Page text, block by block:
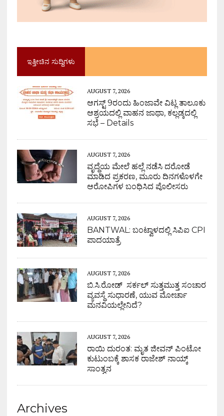
ಇತ್ತೀಚಿನ ಸುದ್ದಿಗಳು
AUGUST 7, 2026
ಆಗಸ್ಟ್ 9ರಂದು ಹಿಂಜಾವೇ ವಿಟ್ಲ ತಾಲೂಕು
ಆಶ್ರಯದಲ್ಲಿ ವಾಹನ ಜಾಥಾ, ಕಲ್ಲಡ್ಕದಲ್ಲಿ
ಸಭೆ – Details
AUGUST 7, 2026
ವೃದ್ಧೆಯ ಮೇಲೆ ಹಲ್ಲೆ ನಡೆಸಿ ದರೋಡೆ
ಮಾಡಿದ ಪ್ರಕರಣ, ಮೂರು ದಿನಗಳೊಳಗೇ
ಆರೋಪಿಗಳ ಬಂಧಿಸಿದ ಪೊಲೀಸರು
AUGUST 7, 2026
BANTWAL: ಬಂಟ್ವಾಳದಲ್ಲಿ ಸಿಪಿಐ CPI
ಪಾದಯಾತ್ರೆ
AUGUST 7, 2026
ಬಿ.ಸಿ.ರೋಡ್ ಸರ್ಕಲ್ ಸುತ್ತಮುತ್ತ ಸಂಚಾರ
ವ್ಯವಸ್ಥೆ ಸುಧಾರಣೆ, ಯುವ ಮೋರ್ಚಾ
ಮನವಿಯಲ್ಲೇನಿದೆ?
AUGUST 7, 2026
ರಾಯಿ ದುರಂತ: ಮೃತ ಜೀವನ್ ಪಿಂಟೋ
ಕುಟುಂಬಕ್ಕೆ ಶಾಸಕ ರಾಜೇಶ್ ನಾಯ್ಕ್
ಸಾಂತ್ವನ
Archives